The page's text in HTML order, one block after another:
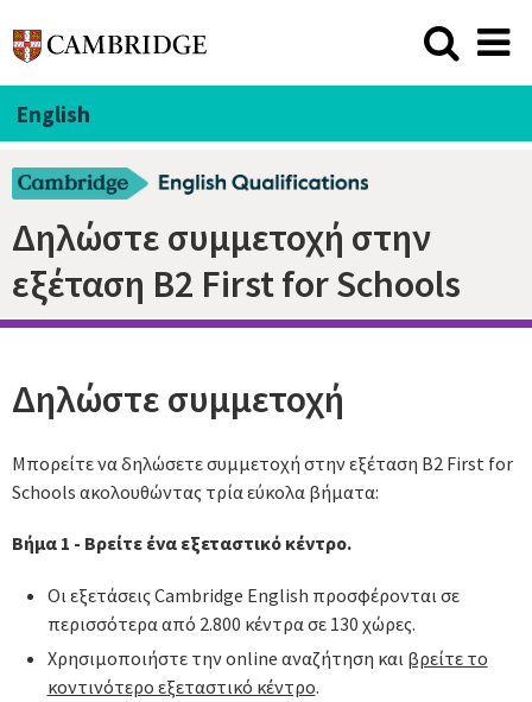
English
Δηλώστε συμμετοχή στην
εξέταση B2 First for Schools
Δηλώστε συμμετοχή
Μπορείτε να δηλώσετε συμμετοχή στην εξέταση B2 First for
Schools ακολουθώντας τρία εύκολα βήματα:
Βήμα 1 - Βρείτε ένα εξεταστικό κέντρο.
Οι εξετάσεις Cambridge English προσφέρονται σε
περισσότερα από 2.800 κέντρα σε 130 χώρες.
Χρησιμοποιήστε την online αναζήτηση και βρείτε το
κοντινότερο εξεταστικό κέντρο.